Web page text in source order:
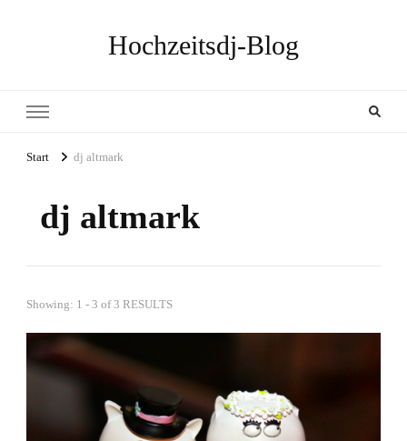
Hochzeitsdj-Blog
Start dj altmark
dj altmark
Showing: 1 - 3 of 3 RESULTS